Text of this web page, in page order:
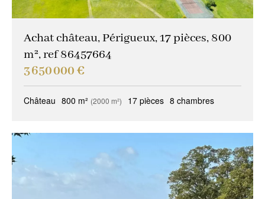
Achat château, Périgueux, 17 pièces, 800
m², ref 86457664
3 650 000 €
Château 800 m² (2000 m²) 17 pièces 8 chambres